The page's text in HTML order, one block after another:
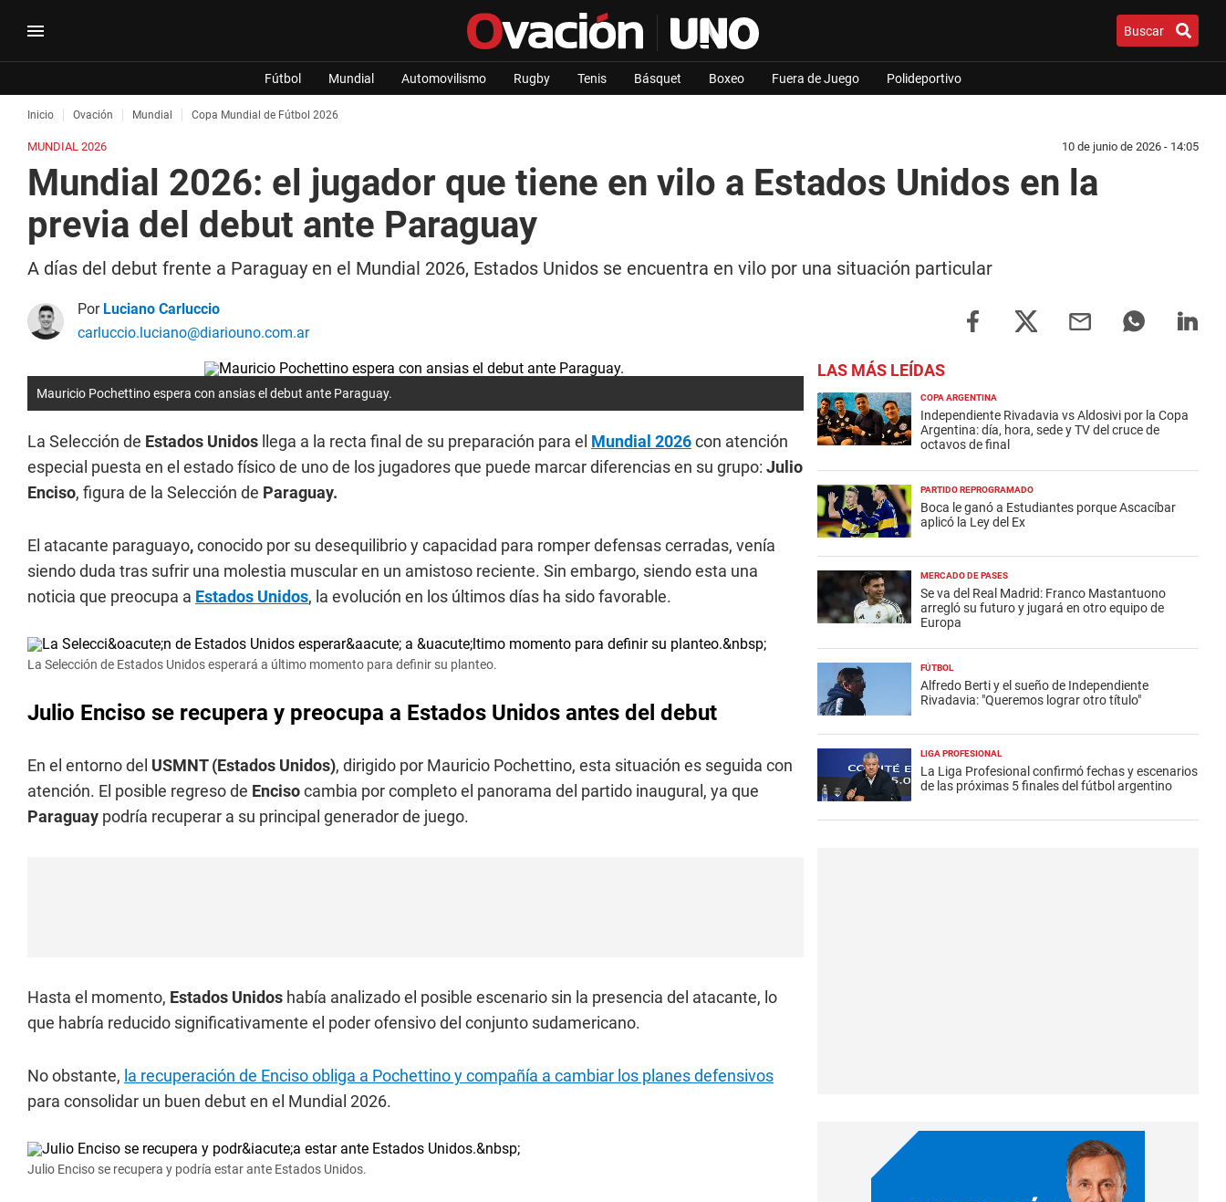
Buscar
Fútbol Mundial Automovilismo Rugby Tenis Básquet Boxeo Fuera de Juego Polideportivo
Inicio Ovación Mundial Copa Mundial de Fútbol 2026
MUNDIAL 2026 10 de junio de 2026 - 14:05
Mundial 2026: el jugador que tiene en vilo a Estados Unidos en la
previa del debut ante Paraguay
A días del debut frente a Paraguay en el Mundial 2026, Estados Unidos se encuentra en vilo por una situación particular
Por Luciano Carluccio
carluccio.luciano@diariouno.com.ar
Mauricio Pochettino espera con ansias el debut ante Paraguay.
La Selección de Estados Unidos llega a la recta final de su preparación para el Mundial 2026con atención
especial puesta en el estado físico de uno de los jugadores que puede marcar diferencias en su grupo: Julio
Enciso, figura de la Selección de Paraguay.
El atacante paraguayo,conocido por su desequilibrio y capacidad para romper defensas cerradas, venía
siendo duda tras sufrir una molestia muscular en un amistoso reciente. Sin embargo, siendo esta una
noticia que preocupa a Estados Unidos, la evolución en los últimos días ha sido favorable.
La Selección de Estados Unidos esperará a último momento para definir su planteo.
Julio Enciso se recupera y preocupa a Estados Unidos antes del debut
En el entorno del USMNT (Estados Unidos), dirigido por Mauricio Pochettino, esta situación es seguida con
atención. El posible regreso de Encisocambia por completo el panorama del partido inaugural, ya que
Paraguay podría recuperar a su principal generador de juego.
Hasta el momento, Estados Unidos había analizado el posible escenario sin la presencia del atacante, lo
que habría reducido significativamente el poder ofensivo del conjunto sudamericano.
No obstante, la recuperación de Enciso obliga a Pochettino y compañía a cambiar los planes defensivos
para consolidar un buen debut en el Mundial 2026.
Julio Enciso se recupera y podría estar ante Estados Unidos.
LAS MÁS LEÍDAS
COPA ARGENTINA
Independiente Rivadavia vs Aldosivi por la Copa
Argentina: día, hora, sede y TV del cruce de
octavos de final
PARTIDO REPROGRAMADO
Boca le ganó a Estudiantes porque Ascacíbar
aplicó la Ley del Ex
MERCADO DE PASES
Se va del Real Madrid: Franco Mastantuono
arregló su futuro y jugará en otro equipo de
Europa
FÚTBOL
Alfredo Berti y el sueño de Independiente
Rivadavia: "Queremos lograr otro título"
LIGA PROFESIONAL
La Liga Profesional confirmó fechas y escenarios
de las próximas 5 finales del fútbol argentino